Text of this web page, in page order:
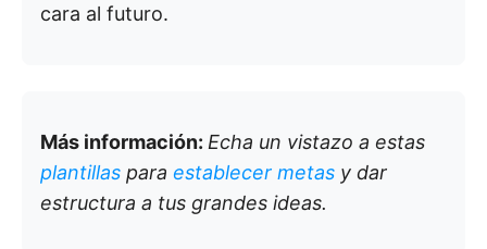
cara al futuro.
Más información: Echa un vistazo a estas
plantillas para establecer metas y dar
estructura a tus grandes ideas.